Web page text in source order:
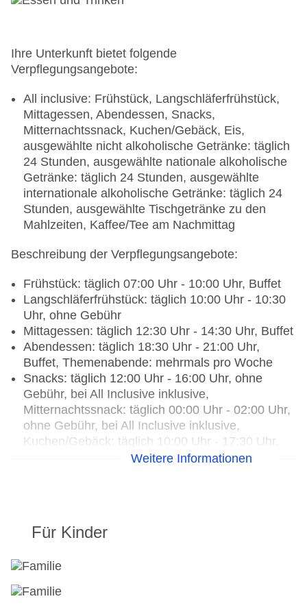
Parkmöglichkeiten: Parkplatz (nach
klimatisierte Tagungsräume
Größe des Hotels/Anlage: 24000 qm
Ferienhäuser: 0, Nebengebäude: 0,
Appartements: 0, Bungalows: 0
Landeskategorie: 5 Sterne
Ihre Unterkunft bietet folgende
Verpflegungsangebote:
All inclusive: Frühstück, Langschläferfrühstück,
Mittagessen, Abendessen, Snacks,
Mitternachtssnack, Kuchen/Gebäck, Eis,
ausgewählte nicht alkoholische Getränke: täglich
24 Stunden, ausgewählte nationale alkoholische
Getränke: täglich 24 Stunden, ausgewählte
internationale alkoholische Getränke: täglich 24
Stunden, ausgewählte Tischgetränke zu den
Mahlzeiten, Kaffee/Tee am Nachmittag
Beschreibung der Verpflegungsangebote:
Frühstück: täglich 07:00 Uhr - 10:00 Uhr, Buffet
Langschläferfrühstück: täglich 10:00 Uhr - 10:30
Uhr, ohne Gebühr
Mittagessen: täglich 12:30 Uhr - 14:30 Uhr, Buffet
Abendessen: täglich 18:30 Uhr - 21:00 Uhr,
Buffet, Themenabende: mehrmals pro Woche
Snacks: täglich 12:00 Uhr - 16:00 Uhr, ohne
Gebühr, bei All Inclusive inklusive,
Mitternachtssnack: täglich 00:00 Uhr - 02:00 Uhr,
ohne Gebühr, bei All Inclusive inklusive,
Kuchen/Gebäck: täglich 10:00 Uhr - 17:30 Uhr,
ohne Gebühr, bei All Inclusive inklusive, Eis:
Gebühr
& Reservierung notwendig, gegen Gebühr, à la
carte, Menüwahl
Galadinner: Anfrage & Reservierung notwendig,
Weitere Informationen
Für Kinder